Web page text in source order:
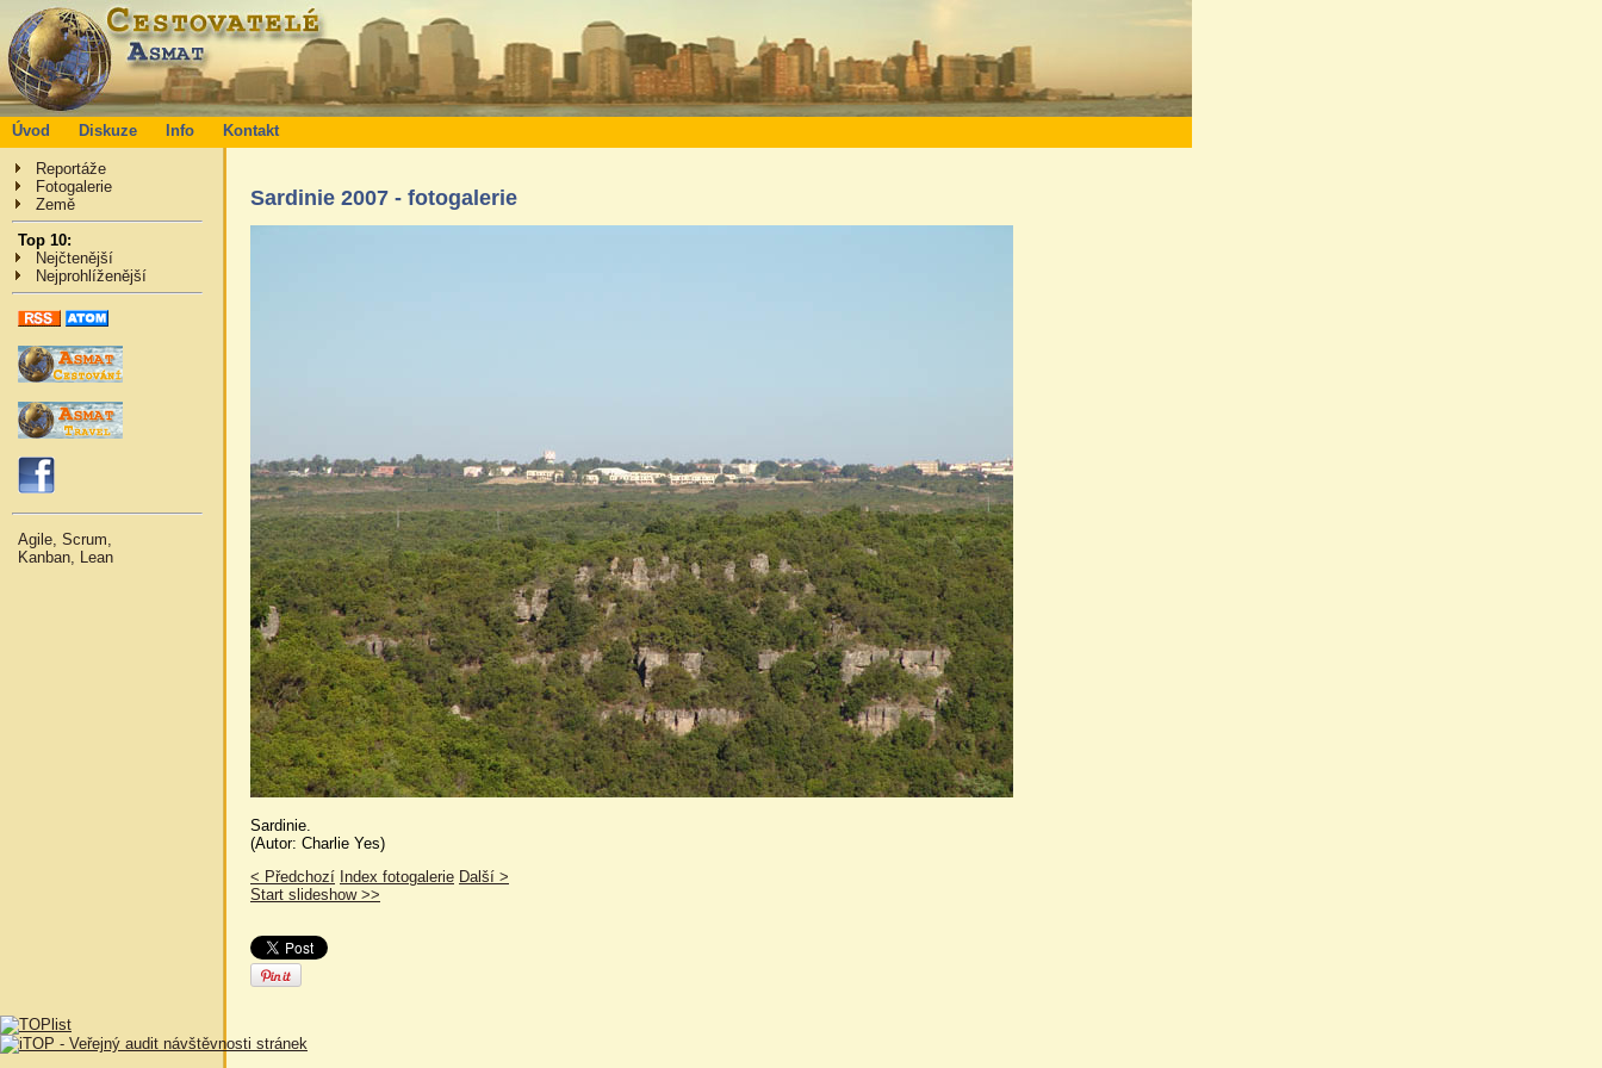
Úvod Diskuze Info Kontakt
Reportáže
Fotogalerie
Země
Top 10:
Nejčtenější
Nejprohlíženější
Agile, Scrum,
Kanban, Lean
Sardinie 2007 - fotogalerie
Sardinie.
(Autor: Charlie Yes)
< Předchozí Index fotogalerie Další >
Start slideshow >>